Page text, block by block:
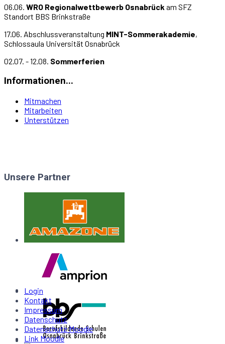
06.06. WRO Regionalwettbewerb Osnabrück am SFZ
Standort BBS Brinkstraße
17.06. Abschlussveranstaltung MINT-Sommerakademie,
Schlossaula Universität Osnabrück
02.07. - 12.08. Sommerferien
Informationen...
Mitmachen
Mitarbeiten
Unterstützen
Unsere Partner
Login
Kontakt
Impressum
Datenschutz
Datenschutz Moodle
Link Moodle